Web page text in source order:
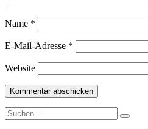
Name *
E-Mail-Adresse *
Website
Suche
nach: